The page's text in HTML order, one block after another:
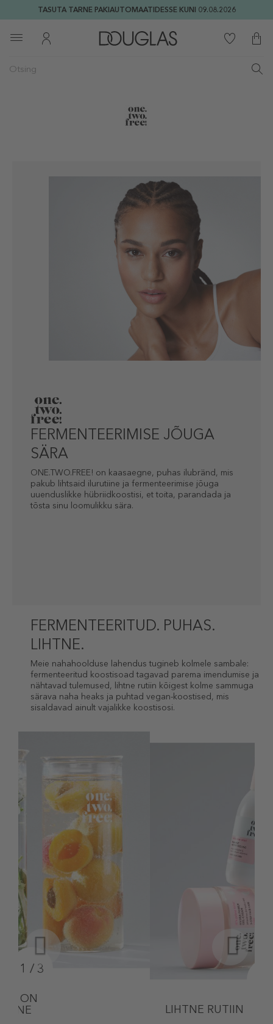
TASUTA TARNE PAKIAUTOMAATIDESSE KUNI 09.08.2026
FERMENTEERIMISE JÕUGA
SÄRA
ONE.TWO.FREE! on kaasaegne, puhas ilubränd, mis
pakub lihtsaid ilurutiine ja fermenteerimise jõuga
uuenduslikke hübriidkoostisi, et toita, parandada ja
tõsta sinu loomulikku sära.
FERMENTEERITUD. PUHAS.
LIHTNE.
Meie nahahoolduse lahendus tugineb kolmele sambale:
fermenteeritud koostisoad tagavad parema imendumise ja
nähtavad tulemused, lihtne rutiin kõigest kolme sammuga
särava naha heaks ja puhtad vegan-koostised, mis
sisaldavad ainult vajalikke koostisosi.
LIHTNE RUTIIN